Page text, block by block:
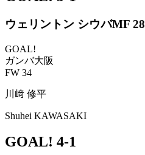
ウェリントン シウバMF 28
GOAL!
ガンバ大阪
FW 34
川﨑 修平
Shuhei KAWASAKI
GOAL! 4-1